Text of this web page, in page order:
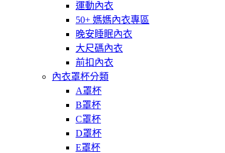
運動內衣
50+ 媽媽內衣專區
晚安睡眠內衣
大尺碼內衣
前扣內衣
內衣罩杯分類
A罩杯
B罩杯
C罩杯
D罩杯
E罩杯